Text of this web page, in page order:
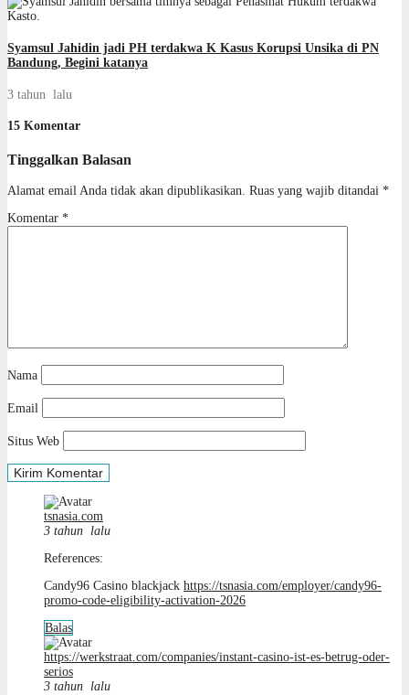
Syamsul Jahidin jadi PH terdakwa K Kasus Korupsi Unsika di PN
Bandung, Begini katanya
3 tahun lalu
15 Komentar
Tinggalkan Balasan
Alamat email Anda tidak akan dipublikasikan. Ruas yang wajib ditandai *
Komentar *
Nama
Email
Situs Web
tsnasia.com
3 tahun lalu
References:
Candy96 Casino blackjack https://tsnasia.com/employer/candy96-
promo-code-eligibility-activation-2026
Balas
https://werkstraat.com/companies/instant-casino-ist-es-betrug-oder-
serios
3 tahun lalu